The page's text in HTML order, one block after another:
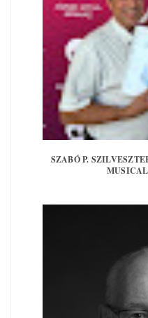
SZABÓ P.